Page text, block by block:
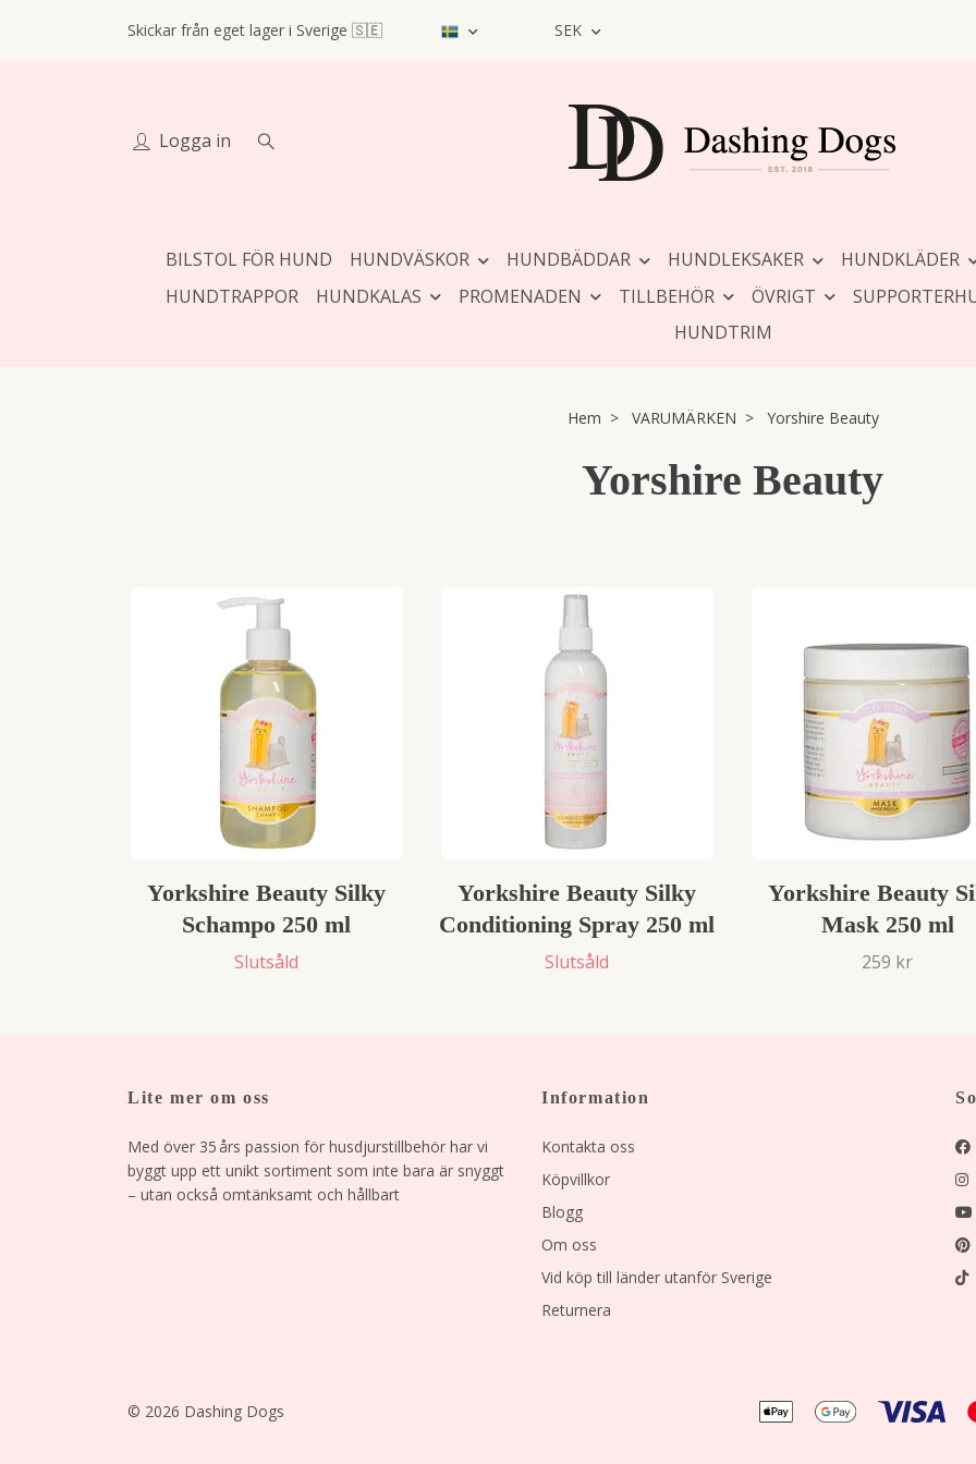
Skickar från eget lager i Sverige 🇸🇪 SEK
Logga in
BILSTOL FÖR HUND HUNDVÄSKOR HUNDBÄDDAR HUNDLEKSAKER
HUNDKLÄDER
HUNDTRAPPOR
HUNDKALAS PROMENADEN TILLBEHÖR ÖVRIGT
HUNDTRIM
Hem VARUMÄRKEN Yorshire Beauty
Yorshire Beauty
Yorkshire Beauty Silky
Schampo 250 ml
Slutsåld
Yorkshire Beauty Silky
Conditioning Spray 250 ml
Slutsåld
Yorkshire Beauty
Mask 250 ml
259 kr
Lite mer om oss
Med över 35 års passion för husdjurstillbehör har vi
byggt upp ett unikt sortiment som inte bara är snyggt
– utan också omtänksamt och hållbart
Information
Kontakta oss
Köpvillkor
Blogg
Om oss
Vid köp till länder utanför Sverige
Returnera
© 2026 Dashing Dogs